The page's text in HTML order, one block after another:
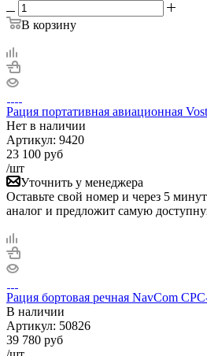
В корзину
Рация портативная авиационная
Нет в наличии
Артикул: 9420
23 100 руб
/шт
Уточнить у менеджера
Оставьте свой номер и через 5
аналог и предложит самую
Рация бортовая речная NavCom
В наличии
Артикул: 50826
39 780 руб